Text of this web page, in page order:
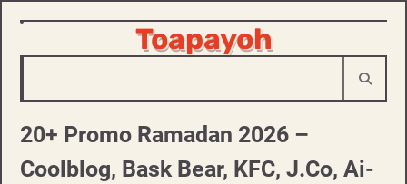
Skip
to
Toapayoh
20+ Promo Ramadan 2026 –
Coolblog, Bask Bear, KFC, J.Co, Ai-